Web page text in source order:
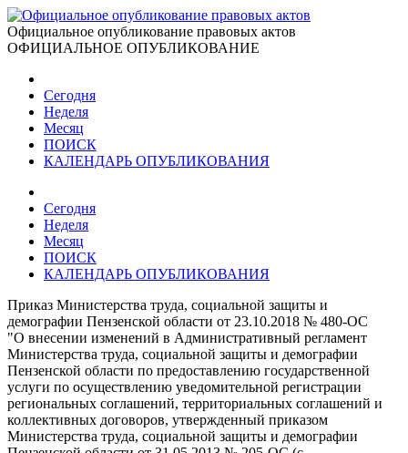
Официальное опубликование правовых актов
ОФИЦИАЛЬНОЕ ОПУБЛИКОВАНИЕ
Сегодня
Неделя
Месяц
ПОИСК
КАЛЕНДАРЬ ОПУБЛИКОВАНИЯ
Сегодня
Неделя
Месяц
ПОИСК
КАЛЕНДАРЬ ОПУБЛИКОВАНИЯ
Приказ Министерства труда, социальной защиты и
демографии Пензенской области от 23.10.2018 № 480-ОС
"О внесении изменений в Административный регламент
Министерства труда, социальной защиты и демографии
Пензенской области по предоставлению государственной
услуги по осуществлению уведомительной регистрации
региональных соглашений, территориальных соглашений и
коллективных договоров, утвержденный приказом
Министерства труда, социальной защиты и демографии